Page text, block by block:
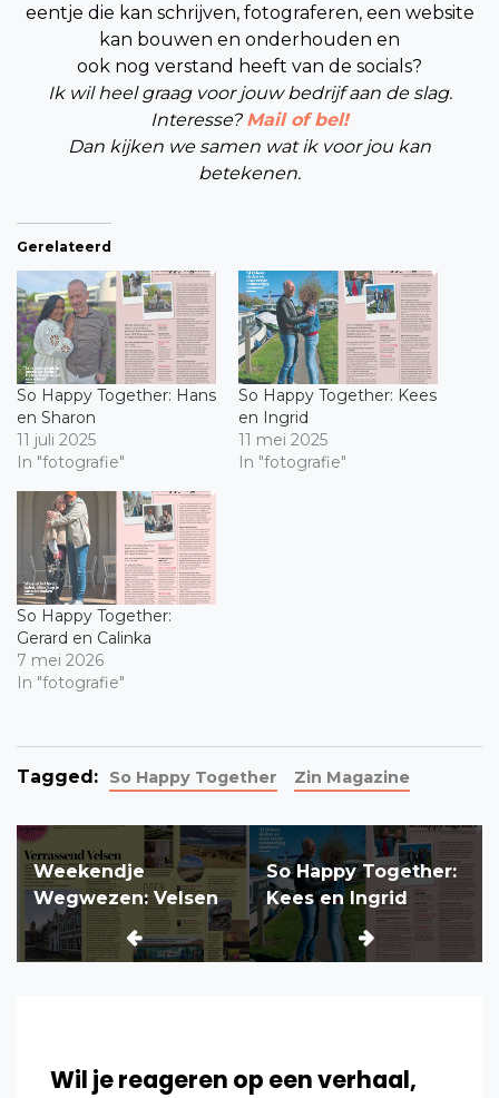
eentje die kan schrijven, fotograferen, een website
kan bouwen en onderhouden en
ook nog verstand heeft van de socials?
Ik wil heel graag voor jouw bedrijf aan de slag.
Interesse? Mail of bel!
Dan kijken we samen wat ik voor jou kan
betekenen.
Gerelateerd
So Happy Together: Hans
en Sharon
11 juli 2025
In "fotografie"
So Happy Together: Kees
en Ingrid
11 mei 2025
In "fotografie"
So Happy Together:
Gerard en Calinka
7 mei 2026
In "fotografie"
Tagged: So Happy Together Zin Magazine
Bericht
navigatie
Weekendje
Wegwezen: Velsen
So Happy Together:
Kees en Ingrid
Wil je reageren op een verhaal,